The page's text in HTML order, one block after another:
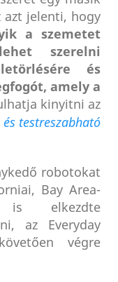
azt jelenti, hogy
a szemetet
szerelni
és
amely a
kinyitni az
testreszabható
robotokat
Bay Area-
elkezdte
az Everyday
végre